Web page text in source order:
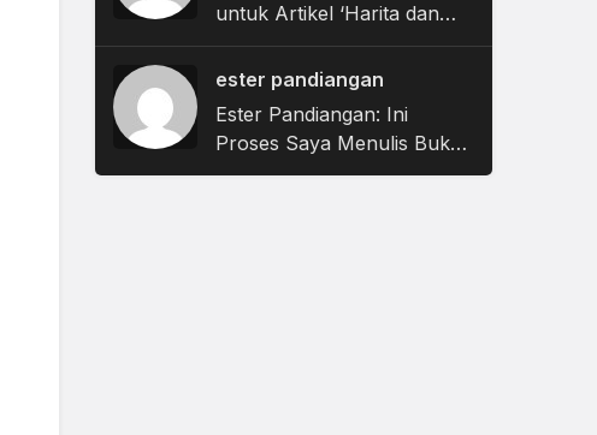
untuk Artikel ‘Harita dan
Label Tambang Hijau di
Tengah Utang Kerusakan
ester pandiangan
Ester Pandiangan: Ini
Proses Saya Menulis Buku
‘Bau Tubuh Perempuan’